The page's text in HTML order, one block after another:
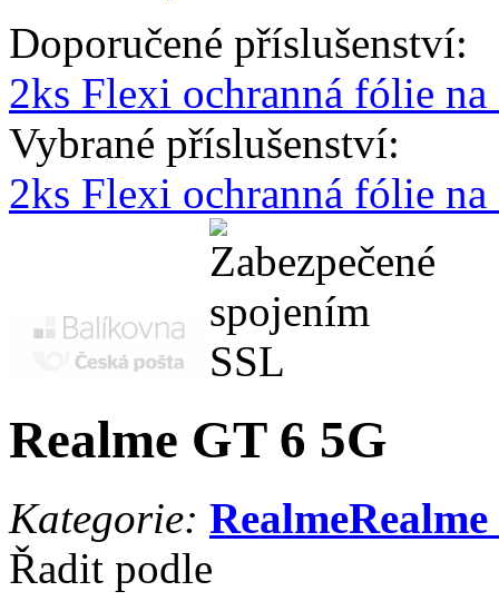
Doporučené příslušenství:
2ks Flexi ochranná fólie
Vybrané příslušenství:
2ks Flexi ochranná fólie
Realme GT 6 5G
Kategorie: Realme
Řadit podle